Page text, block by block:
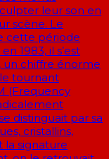
leur son en
scène. Le
cette période
1983, il s’est
un chiffre énorme
tournant
(Frequency
distinguait par sa
cristallins,
la signature